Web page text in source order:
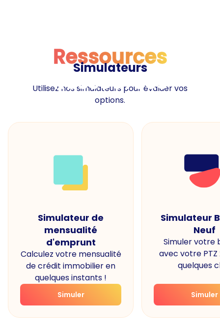
Ressources
Ressources
Simulateurs
Utilisez nos simulateurs pour évaluer vos
options.
Simulateur de
mensualité
d'emprunt
Calculez votre mensualité
de crédit immobilier en
quelques instants !
Simuler
Simulateur
Neuf
Simuler votre
avec votre PTZ
quelques
Simuler